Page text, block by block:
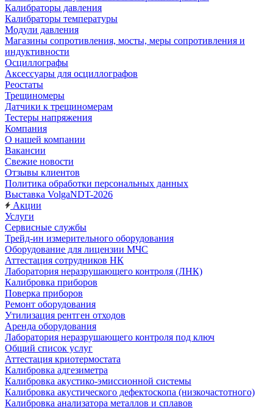
Калибраторы давления
Калибраторы температуры
Модули давления
Магазины сопротивления, мосты, меры сопротивления и
индуктивности
Осциллографы
Аксессуары для осциллографов
Реостаты
Трещиномеры
Датчики к трещиномерам
Тестеры напряжения
Компания
О нашей компании
Вакансии
Свежие новости
Отзывы клиентов
Политика обработки персональных данных
Выставка VolgaNDT-2026
Акции
Услуги
Сервисные службы
Трейд-ин измерительного оборудования
Оборудование для лицензии МЧС
Аттестация сотрудников НК
Лаборатория неразрушающего контроля (ЛНК)
Калибровка приборов
Поверка приборов
Ремонт оборудования
Утилизация рентген отходов
Аренда оборудования
Лаборатория неразрушающего контроля под ключ
Общий список услуг
Аттестация криотермостата
Калибровка адгезиметра
Калибровка акустико-эмиссионной системы
Калибровка акустического дефектоскопа (низкочастотного)
Калибровка анализатора металлов и сплавов